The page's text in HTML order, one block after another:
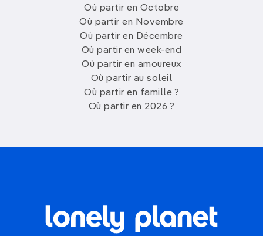
Où partir en Octobre
Où partir en Novembre
Où partir en Décembre
Où partir en week-end
Où partir en amoureux
Où partir au soleil
Où partir en famille ?
Où partir en 2026 ?